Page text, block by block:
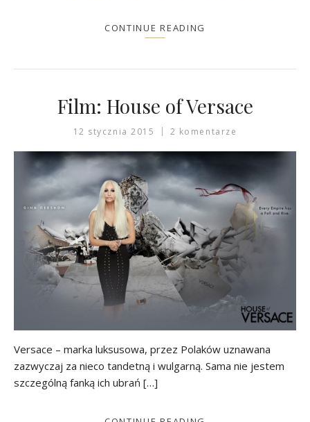
CONTINUE READING
Film: House of Versace
12 stycznia 2015 2 komentarze
Versace – marka luksusowa, przez Polaków uznawana
zazwyczaj za nieco tandetną i wulgarną. Sama nie jestem
szczególną fanką ich ubrań […]